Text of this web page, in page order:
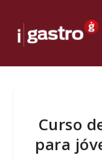
Curso
para